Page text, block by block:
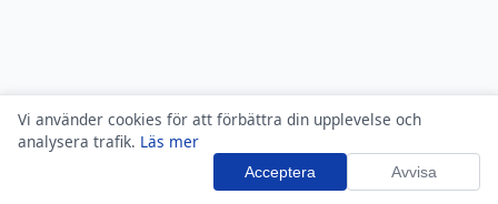
Vi använder cookies för att förbättra din upplevelse och
analysera trafik. Läs mer
Acceptera Avvisa